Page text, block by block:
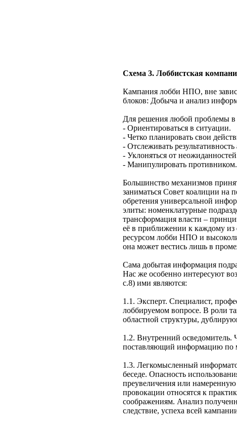
Схема 3. Лоббистская
Кампания лобби НПО, вне
блоков: Добыча и анализ
Для решения любой проблемы в
- Ориентироваться в ситуации.
- Четко планировать свои
- Отслеживать
- Уклоняться от
- Манипулировать противником.
Большинство механизмов
заниматься Совет коалиции на
обретения универсальной
элиты: номенклатурные
трансформация власти –
её в приближении к каждому из
ресурсом лобби НПО и
она может вестись лишь в
Сама добытая информация
Нас же особенно интересуют
с.8) ими являются:
1.1. Эксперт. Специалист,
лоббируемом вопросе. В роли
областной структуры,
1.2. Внутренний осведомитель.
поставляющий информацию по
1.3. Легкомысленный
беседе. Опасность
преувеличения или
провокации относятся к
соображениям. Анализ
следствие, успеха всей